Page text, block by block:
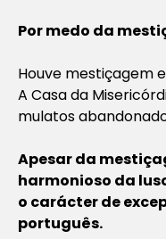
Por medo da
Houve mestiçagem
A Casa da
mulatos
Apesar da
harmonioso da
o carácter de
português.